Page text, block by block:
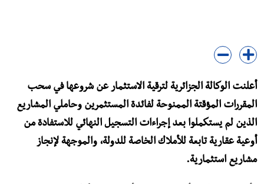
أعلنت الوكالة الجزائرية لترقية الاستثمار عن شروعها في سحب
المقررات المؤقتة الممنوحة لفائدة المستثمرين وحاملي المشاريع
الذين لم يستكملوا بعد إجراءات التسجيل النهائي للاستفادة من
أوعية عقارية تابعة للأملاك الخاصة للدولة، والموجهة لإنجاز
مشاريع استثمارية.